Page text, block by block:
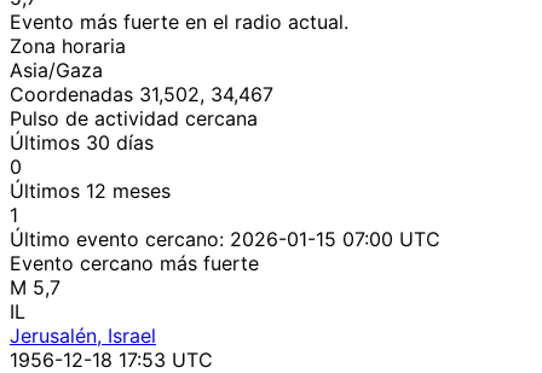
Evento más fuerte en el radio actual.
Zona horaria
Asia/Gaza
Coordenadas 31,502, 34,467
Pulso de actividad cercana
Últimos 30 días
0
Últimos 12 meses
1
Último evento cercano: 2026-01-15 07:00 UTC
Evento cercano más fuerte
M 5,7
IL
Jerusalén, Israel
1956-12-18 17:53 UTC